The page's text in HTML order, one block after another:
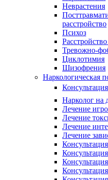
Неврастения
расстройство
Психоз
Тревожно-
Циклотимия
Шизофрения
Наркологическая
Нарколог на
Лечение
Лечение
Лечение
Лечение